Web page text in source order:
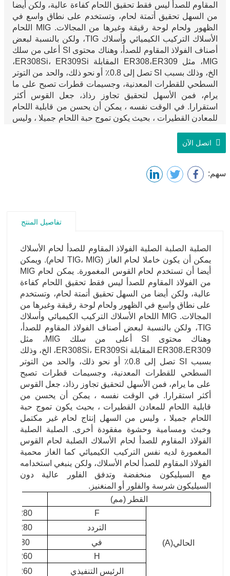
المقاوم للصدأ ليس فقط تحقيق اللحام كفاءة عالية، ولكن أيضا
من السهل تحقيق أتمتة لحام، وتستخدم على نطاق واسع في
الظهور ولحام لوحة رقيقة وغيرها من المجالات. MIG اللحام
الأسلاك التركيب الكيميائي وأسلاك TIG، ولكن بالنسبة لبعض
أصناف الفولاذ المقاوم للصدأ، وهناك محتوى SI أعلى من سلك
MIG، مثل ER308،ER309 المقابلة ER308Si، ER309Si،
الخ، وذلك بسبب SI تصل إلى 0.8٪ أو نحو ذلك، والحد من التوتر
السطحي للقطرات المعدنية، وجسيمات قطرات تصبح على ما
يرام، فمن الأسهل لتحقيق تجاوز رذاذ، جعل القوس أكثر
استقرارا. في الوقت نفسه ، يمكن أن يحسن من قابلية اللحام
للمعادن القطيرات ، بحيث يكون تموج حبة اللحام جميلا ، وليس
مفقودة أخرى. الصلبة الصلبة الفولاذ المقاوم للصدأ لحام
الأسلاك الصلبة لحام القوس المغمورة لديه نفس التركيب
ولكن ينبغي استخدامه مع السيليكون منخفضة وتدفق الفلور
اتصل الآن
سهم:
تفاصيل المنتج
الصلبة الصلبة الصلبة الفولاذ المقاوم للصدأ لحام الأسلاك
يمكن أن يكون خاملا لحام الغاز (TIG، MIG لحام). ويمكن
أيضا أن تستخدم لحام القوس المغمورة. يمكن لحام MIG
من الفولاذ المقاوم للصدأ ليس فقط تحقيق اللحام كفاءة
عالية، ولكن أيضا من السهل تحقيق أتمتة لحام، وتستخدم
على نطاق واسع في الظهور ولحام لوحة رقيقة وغيرها من
المجالات. MIG اللحام الأسلاك التركيب الكيميائي وأسلاك
TIG، ولكن بالنسبة لبعض أصناف الفولاذ المقاوم للصدأ،
وهناك محتوى SI أعلى من سلك MIG، مثل
ER308،ER309 المقابلة ER308Si، ER309Si، الخ، وذلك
بسبب SI تصل إلى 0.8٪ أو نحو ذلك، والحد من التوتر
السطحي للقطرات المعدنية، وجسيمات قطرات تصبح
على ما يرام، فمن الأسهل لتحقيق تجاوز رذاذ، جعل القوس
أكثر استقرارا. في الوقت نفسه ، يمكن أن يحسن من
قابلية اللحام للمعادن القطيرات ، بحيث يكون تموج حبة
اللحام جميلا ، وليس من السهل إنتاج لحام غير مكتمل
وخبث ومسامية وحشوة مفقودة أخرى. الصلبة الصلبة
الفولاذ المقاوم للصدأ لحام الأسلاك الصلبة لحام القوس
المغمورة لديه نفس التركيب الكيميائي كما الغاز محمية
الفولاذ المقاوم للصدأ لحام الأسلاك، ولكن ينبغي استخدامه
مع السيليكون منخفضة وتدفق الفلور عالية دون
السيليكون شرسة والفلور أو المنغنيز.
القطر (مم)
الحالي(A)
F
100-280
التردد
100-280
في
80-280
H
100-260
الرئيس التنفيذي
100-260